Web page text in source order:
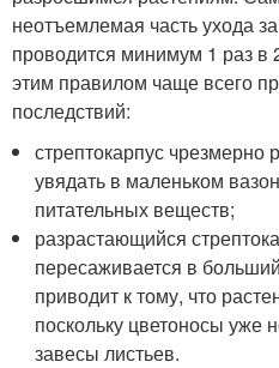
неотъемлемая часть ухода
проводится минимум 1 раз
этим правилом чаще всего
последствий:
стрептокарпус чрезмерно
увядать в маленьком
питательных веществ;
разрастающийся
пересаживается в
приводит к тому, что
поскольку цветоносы уже
завесы листьев.